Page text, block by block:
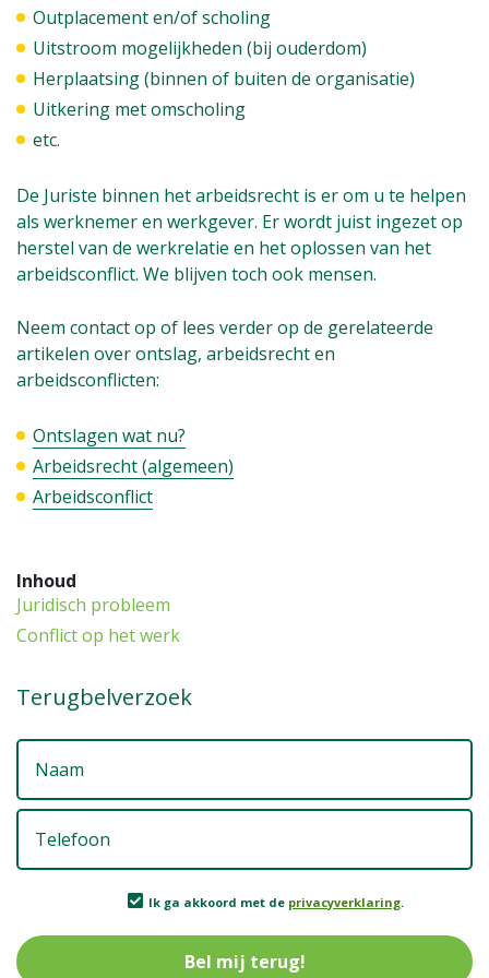
Outplacement en/of scholing
Uitstroom mogelijkheden (bij ouderdom)
Herplaatsing (binnen of buiten de organisatie)
Uitkering met omscholing
etc.
De Juriste binnen het arbeidsrecht is er om u te helpen
als werknemer en werkgever. Er wordt juist ingezet op
herstel van de werkrelatie en het oplossen van het
arbeidsconflict. We blijven toch ook mensen.
Neem contact op of lees verder op de gerelateerde
artikelen over ontslag, arbeidsrecht en
arbeidsconflicten:
Ontslagen wat nu?
Arbeidsrecht (algemeen)
Arbeidsconflict
Inhoud
Juridisch probleem
Conflict op het werk
Terugbelverzoek
Ik ga akkoord met de privacyverklaring.